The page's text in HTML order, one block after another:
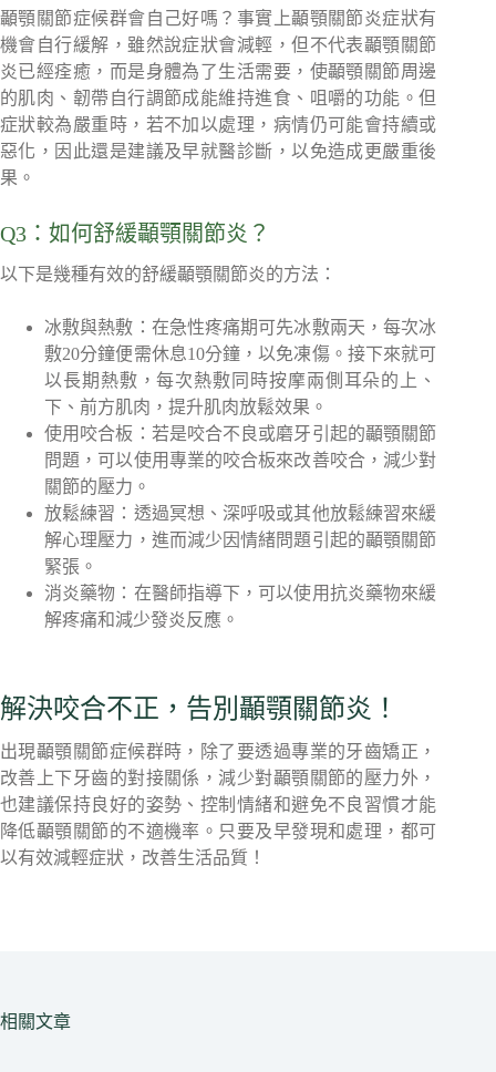
顳顎關節症候群會自己好嗎？事實上顳顎關節炎症狀有
機會自行緩解，雖然說症狀會減輕，但不代表顳顎關節
炎已經痊癒，而是身體為了生活需要，使顳顎關節周邊
的肌肉、韌帶自行調節成能維持進食、咀嚼的功能。但
症狀較為嚴重時，若不加以處理，病情仍可能會持續或
惡化，因此還是建議及早就醫診斷，以免造成更嚴重後
果。
Q3：如何舒緩顳顎關節炎？
以下是幾種有效的舒緩顳顎關節炎的方法：
冰敷與熱敷：在急性疼痛期可先冰敷兩天，每次冰
敷20分鐘便需休息10分鐘，以免凍傷。接下來就可
以長期熱敷，每次熱敷同時按摩兩側耳朵的上、
下、前方肌肉，提升肌肉放鬆效果。
使用咬合板：若是咬合不良或磨牙引起的顳顎關節
問題，可以使用專業的咬合板來改善咬合，減少對
關節的壓力。
放鬆練習：透過冥想、深呼吸或其他放鬆練習來緩
解心理壓力，進而減少因情緒問題引起的顳顎關節
緊張。
消炎藥物：在醫師指導下，可以使用抗炎藥物來緩
解疼痛和減少發炎反應。
解決咬合不正，告別顳顎關節炎！
出現顳顎關節症候群時，除了要透過專業的牙齒矯正，
改善上下牙齒的對接關係，減少對顳顎關節的壓力外，
也建議保持良好的姿勢、控制情緒和避免不良習慣才能
降低顳顎關節的不適機率。只要及早發現和處理，都可
以有效減輕症狀，改善生活品質！
相關文章